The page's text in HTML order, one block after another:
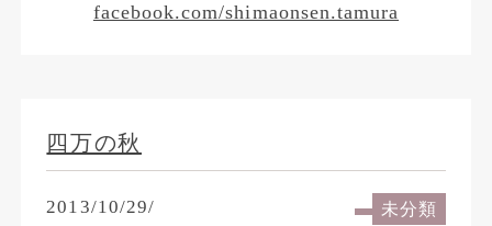
facebook.com/shimaonsen.tamura
四万の秋
2013/10/29/ 未分類